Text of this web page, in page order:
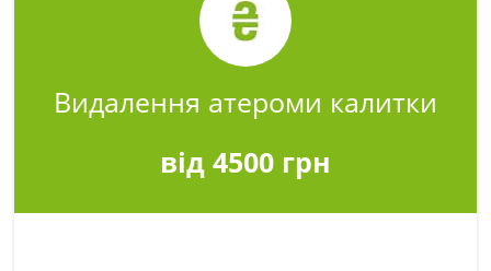
Видалення атероми калитки
від 4500 грн